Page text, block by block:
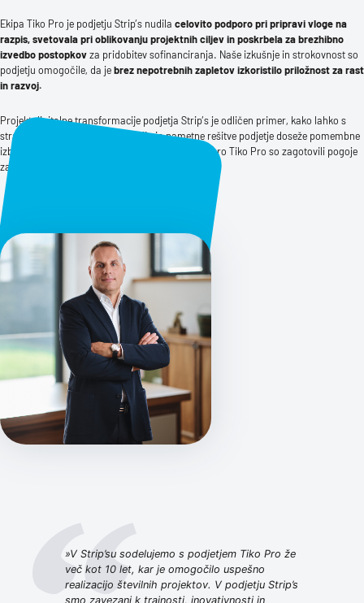
Ekipa Tiko Pro je podjetju Strip’s nudila celovito podporo pri pripravi vloge na
razpis, svetovala pri oblikovanju projektnih ciljev in poskrbela za brezhibno
izvedbo postopkovza pridobitev sofinanciranja. Naše izkušnje in strokovnost so
podjetju omogočile, da jebrez nepotrebnih zapletov izkoristilo priložnost za rast
in razvoj.
Projekt digitalne transformacije podjetja Strip’s je odličen primer, kako lahko s
strateškimi vlaganji v digitalizacijo in pametne rešitve podjetje doseže pomembne
izboljšave in okrepi svoj položaj na trgu. S podporo Tiko Pro so zagotovili pogoje
za dolgoročno rast in digitalno prihodnost.
»V Strip’su sodelujemo s podjetjem Tiko Pro že
več kot 10 let, kar je omogočilo uspešno
realizacijo številnih projektov. V podjetju Strip’s
smo zavezani k trajnosti, inovativnosti in